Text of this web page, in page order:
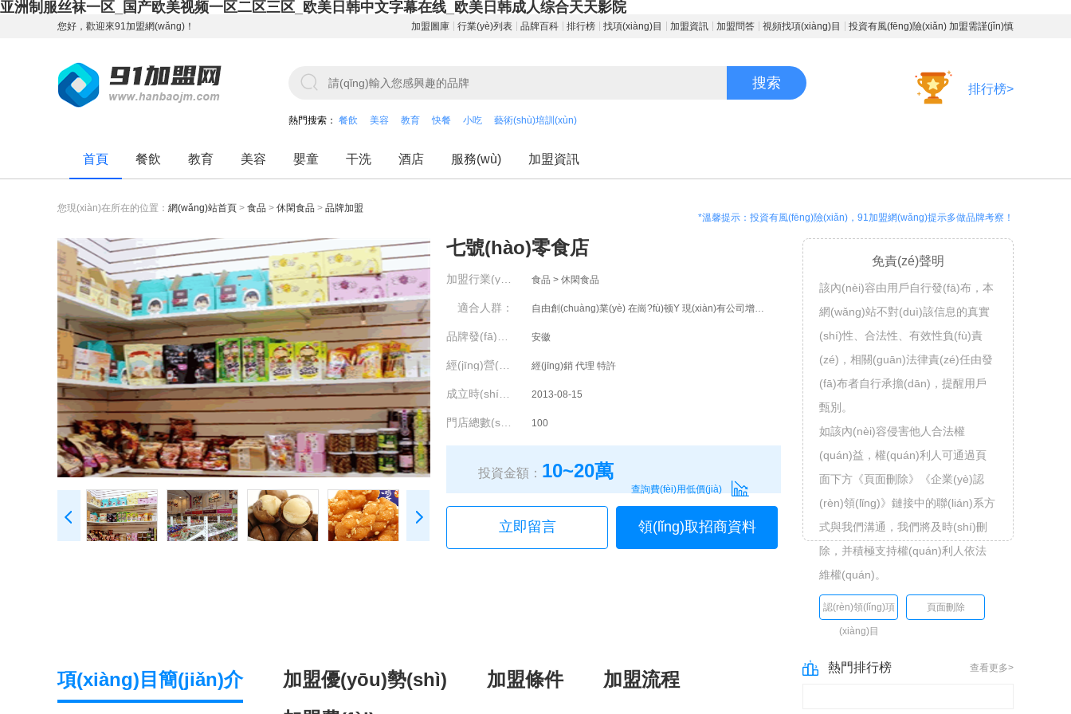
亚洲制服丝袜一区_国产欧美视频一区二区三区_欧美日韩中文字幕在线_欧美日韩成人综合天天影院
您好，歡迎來91加盟網(wǎng)！ 加盟圖庫 行業(yè)列表 品牌百科 排行榜 找項(xiàng)目 加盟資訊 加盟問答 視頻找項(xiàng)目 投資有風(fēng)險(xiǎn) 加盟需謹(jǐn)慎
搜索
熱門搜索： 餐飲 美容 教育 快餐 小吃 藝術(shù)培訓(xùn)
排行榜>
首頁 餐飲 教育 美容 嬰童 干洗 酒店 服務(wù) 加盟資訊
您現(xiàn)在所在的位置： 網(wǎng)站首頁 > 食品 > 休閑食品 > 品牌加盟
*溫馨提示：投資有風(fēng)險(xiǎn)，91加盟網(wǎng)提示多做品牌考察！
七號(hào)零食店
食品 > 休閑食品
適合人群： 自由創(chuàng)業(yè) 在崗?fù)顿Y 現(xiàn)有公司增項(xiàng)
安徽
經(jīng)銷 代理 特許
2013-08-15
100
投資金額： 10~20萬
查詢費(fèi)用低價(jià)
立即留言 領(lǐng)取招商資料
免責(zé)聲明
該內(nèi)容由用戶自行發(fā)布，本
網(wǎng)站不對(duì)該信息的真實
(shí)性、合法性、有效性負(fù)責
(zé)，相關(guān)法律責(zé)任由發
(fā)布者自行承擔(dān)，提醒用戶
甄別。
如該內(nèi)容侵害他人合法權
(quán)益，權(quán)利人可通過頁
面下方《頁面刪除》《企業(yè)認
(rèn)領(lǐng)》鏈接中的聯(lián)系方
式與我們溝通，我們將及時(shí)刪
除，并積極支持權(quán)利人依法
維權(quán)。
認(rèn)領(lǐng)項
(xiàng)目
頁面刪除
項(xiàng)目簡(jiǎn)介 加盟優(yōu)勢(shì) 加盟條件
加盟流程
熱門排行榜 查看更多>